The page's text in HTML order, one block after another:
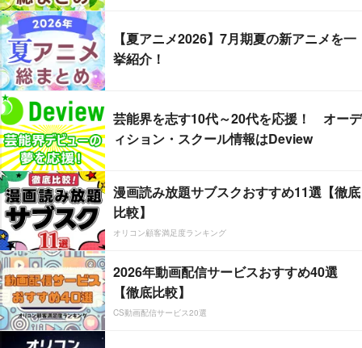
【夏アニメ2026】7月期夏の新アニメを一
挙紹介！
芸能界を志す10代～20代を応援！ オーデ
ィション・スクール情報はDeview
漫画読み放題サブスクおすすめ11選【徹底
比較】
オリコン顧客満足度ランキング
2026年動画配信サービスおすすめ40選
【徹底比較】
CS動画配信サービス20選